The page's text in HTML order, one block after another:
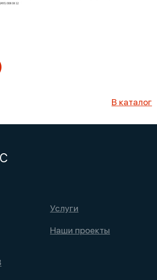
В каталог
Услуги
Наши проекты